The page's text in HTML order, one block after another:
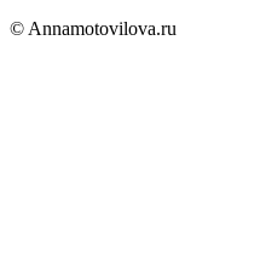
© Annamotovilova.ru